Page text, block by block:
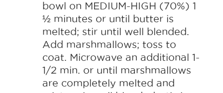
bowl on MEDIUM-HIGH (70%) 1
½ minutes or until butter is
melted; stir until well blended.
Add marshmallows; toss to
coat. Microwave an additional 1-
1/2 min. or until marshmallows
are completely melted and